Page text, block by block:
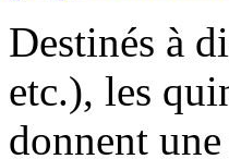
Destinés à
etc.), les
donnent